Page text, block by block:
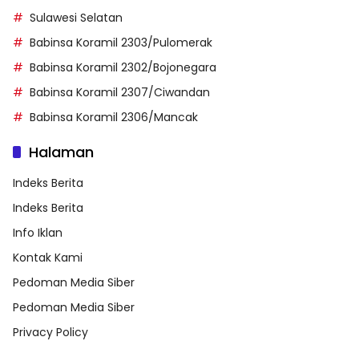
Sulawesi Selatan
Babinsa Koramil 2303/Pulomerak
Babinsa Koramil 2302/Bojonegara
Babinsa Koramil 2307/Ciwandan
Babinsa Koramil 2306/Mancak
Halaman
Indeks Berita
Indeks Berita
Info Iklan
Kontak Kami
Pedoman Media Siber
Pedoman Media Siber
Privacy Policy